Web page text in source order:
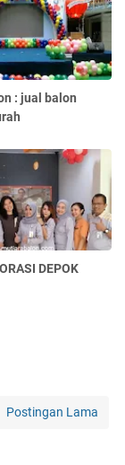
: jual balon
DEPOK
Postingan Lama